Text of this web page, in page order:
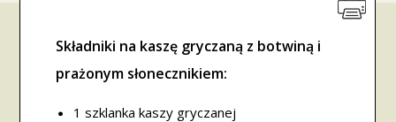
Składniki na kaszę gryczaną z botwiną i
prażonym słonecznikiem:
1 szklanka kaszy gryczanej